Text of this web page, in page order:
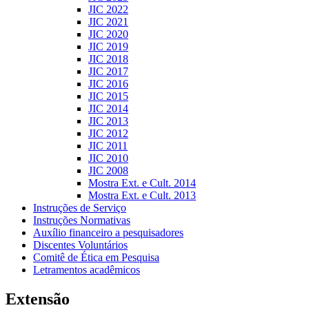
JIC 2022
JIC 2021
JIC 2020
JIC 2019
JIC 2018
JIC 2017
JIC 2016
JIC 2015
JIC 2014
JIC 2013
JIC 2012
JIC 2011
JIC 2010
JIC 2008
Mostra Ext. e Cult. 2014
Mostra Ext. e Cult. 2013
Instruções de Serviço
Instruções Normativas
Auxílio financeiro a pesquisadores
Discentes Voluntários
Comitê de Ética em Pesquisa
Letramentos acadêmicos
Extensão